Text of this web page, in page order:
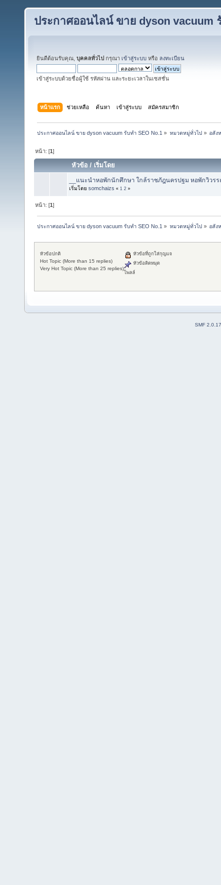
ประกาศออนไลน์ ขาย dyson vacuum
ยินดีต้อนรับคุณ, บุคคลทั่วไป กรุณา เข้าสู่ระบบ หรือ ลงทะเบียน
เข้าสู่ระบบด้วยชื่อผู้ใช้ รหัสผ่าน และระยะเวลาในเซสชั่น
หน้าแรก ช่วยเหลือ ค้นหา เข้าสู่ระบบ สมัครสมาชิก
ประกาศออนไลน์ ขาย dyson vacuum รับทำ SEO No.1 » หมวดหมู่ทั่วไป» อสัง
หน้า: [1]
หัวข้อ/ เริ่มโดย
__แนะนำหอพักนักศึกษา ใกล้ราชภัฎนครปฐม หอพักวิวร
เริ่มโดย somchaizs « 1 2 »
หน้า: [1]
ประกาศออนไลน์ ขาย dyson vacuum รับทำ SEO No.1 » หมวดหมู่ทั่วไป» อสัง
หัวข้อปกติ
Hot Topic (More than 15 replies)
Very Hot Topic (More than 25 replies)
หัวข้อที่ถูกใส่กุญแจ
หัวข้อติดหมุด
โพลล์
SMF 2.0.17